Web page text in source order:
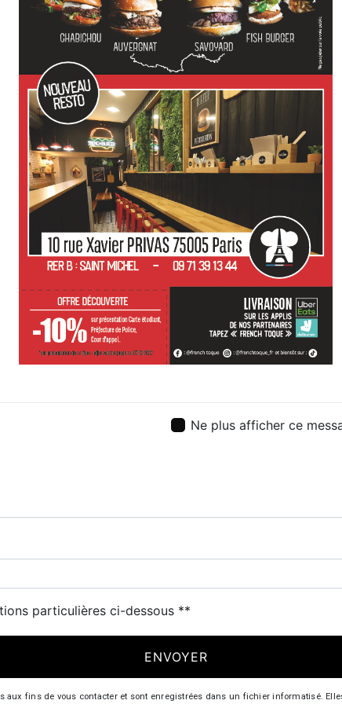
Ne plus afficher ce
travaille avec
Contactez nous
particulières ci-dessous **
ENVOYER
fins de vous contacter et sont enregistrées dans un fichier informatisé.